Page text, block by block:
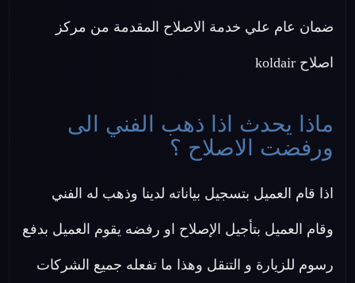
ضمان عام علي خدمة الاصلاح المقدمة من مركز
اصلاح koldair
ماذا يحدث اذا ذهب الفني الى
ورفضت الاصلاح ؟
اذا قام العميل بتسجيل بياناته لدينا وذهب له الفني
وقام العميل بتأجيل الإصلاح او رفضه يقوم العميل بدفع
رسوم للزيارة و التنقل وهذا ما تفعله جميع الشركات